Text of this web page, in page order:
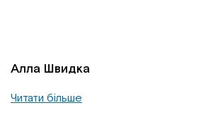
Алла Швидка
Читати більше